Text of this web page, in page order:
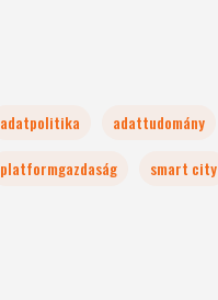
adatpolitika adattudomány
platformgazdaság
smart city